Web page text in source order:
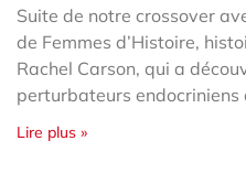
Suite de notre crossover
de Femmes d’Histoire,
Rachel Carson, qui a
perturbateurs endocriniens
Lire plus »